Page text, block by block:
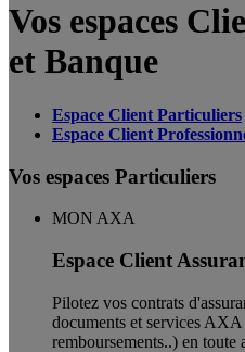
Vos espaces
et Banque
Espace Client Particuliers
Espace Client
Vos espaces Particuliers
MON AXA
Espace Client
Pilotez vos contrats
documents et services AXA
remboursements..) en toute